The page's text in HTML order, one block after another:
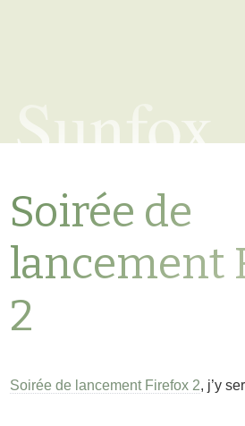
Sunfox
Soirée de
lancement
2
Soirée de lancement Firefox 2, j’y